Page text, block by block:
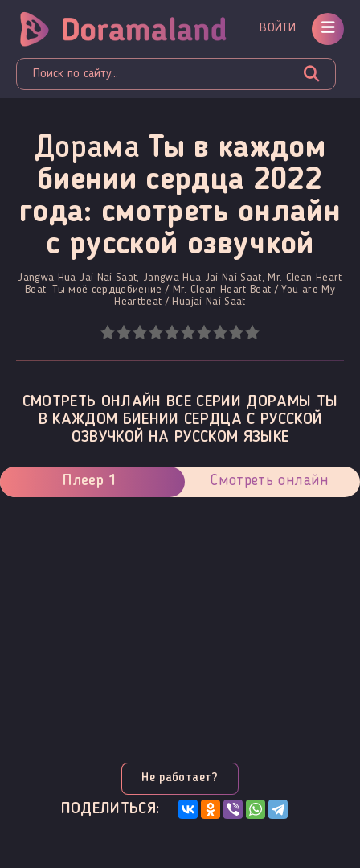
ВОЙТИ
Дорама Ты в каждом
биении сердца 2022
года: смотреть онлайн
c русской озвучкой
Jangwa Hua Jai Nai Saat, Jangwa Hua Jai Nai Saat, Mr. Clean Heart
Beat, Ты моё сердцебиение / Mr. Clean Heart Beat / You are My
Heartbeat / Huajai Nai Saat
СМОТРЕТЬ ОНЛАЙН ВСЕ СЕРИИ ДОРАМЫ ТЫ
В КАЖДОМ БИЕНИИ СЕРДЦА С РУССКОЙ
ОЗВУЧКОЙ НА РУССКОМ ЯЗЫКЕ
Плеер 1 Смотреть онлайн
Не работает?
ПОДЕЛИТЬСЯ: